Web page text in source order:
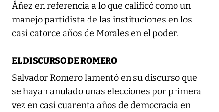
Áñez en referencia a lo que calificó como un
manejo partidista de las instituciones en los
casi catorce años de Morales en el poder.
EL DISCURSO DE ROMERO
Salvador Romero lamentó en su discurso que
se hayan anulado unas elecciones por primera
vez en casi cuarenta años de democracia en